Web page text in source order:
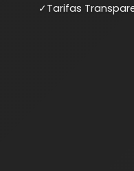
✓Tarifas